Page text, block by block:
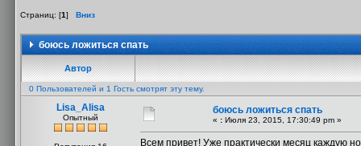
Страниц: [1] Вниз
боюсь ложиться спать
Автор
0 Пользователей и 1 Гость смотрят эту тему.
Lisa_Alisa
Опытный
боюсь ложиться спать
« : Июля 23, 2015, 17:30:49 pm »
Всем привет! Уже практически месяц каждую